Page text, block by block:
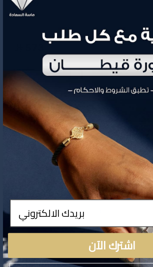
0.77 جم
لا توجد تفاصيل لهذا المنتج ادخال
اشترك الآن